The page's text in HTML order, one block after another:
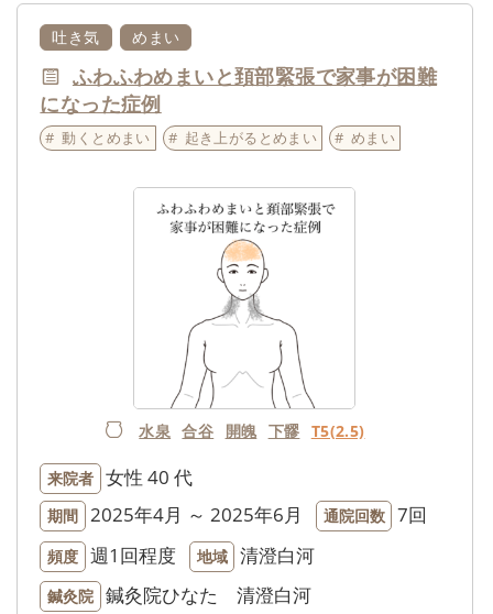
吐き気 めまい
ふわふわめまいと頚部緊張で家事が困難
になった症例
動くとめまい 起き上がるとめまい めまい
水泉 合谷 開魄 下髎 T5(2.5)
来院者 女性 40 代
期間 2025年4月 ～ 2025年6月 通院回数 7回
頻度 週1回程度 地域 清澄白河
鍼灸院 鍼灸院ひなた 清澄白河